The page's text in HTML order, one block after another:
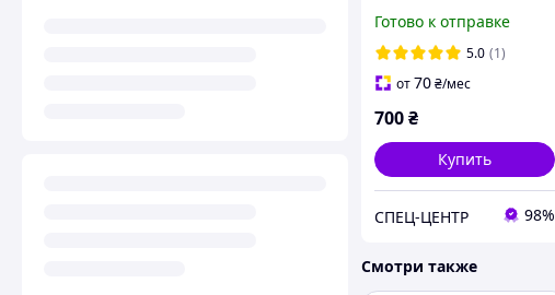
черного цвета
Готово к отправке
5.0 (1)
от70₴/мес
700₴
Купить
СПЕЦ-ЦЕНТР 98%
Смотри также